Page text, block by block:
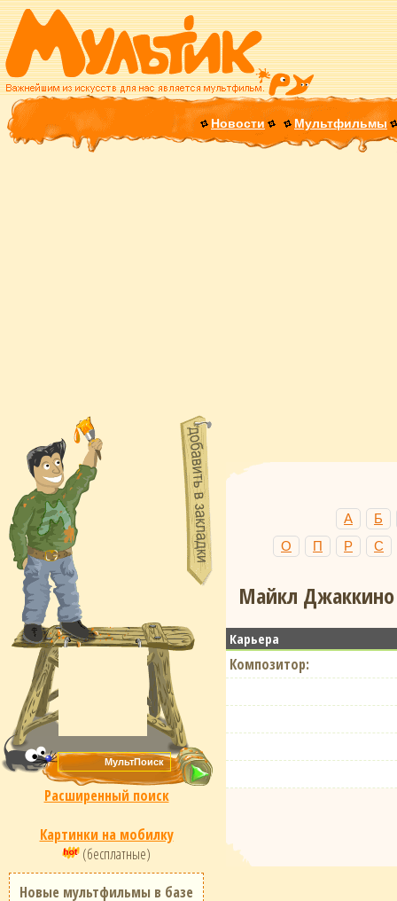
Новости Мультфильмы
Расширенный поиск
Картинки на мобилку
(бесплатные)
Новые мультфильмы в базе
А
Б
О
П Р С
Майкл
Карьера
Композитор: